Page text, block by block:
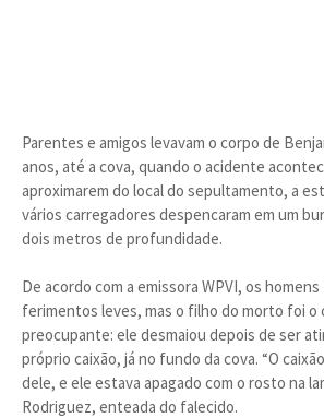
Parentes e amigos levavam o corpo de
anos, até a cova, quando o acidente
aproximarem do local do sepultamento, a
vários carregadores despencaram em um
dois metros de profundidade.
De acordo com a emissora WPVI, os
ferimentos leves, mas o filho do morto foi o
preocupante: ele desmaiou depois de ser
próprio caixão, já no fundo da cova. “O
dele, e ele estava apagado com o rosto na
Rodriguez, enteada do falecido.